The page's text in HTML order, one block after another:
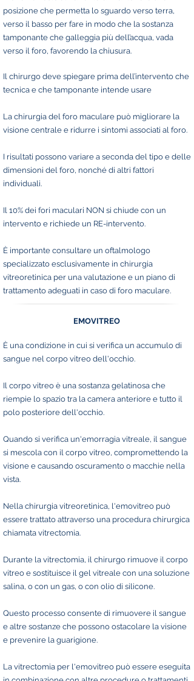
posizione che permetta lo sguardo verso terra,
verso il basso per fare in modo che la sostanza
tamponante che galleggia più dell’acqua, vada
verso il foro, favorendo la chiusura.
Il chirurgo deve spiegare prima dell’intervento che
tecnica e che tamponante intende usare
La chirurgia del foro maculare può migliorare la
visione centrale e ridurre i sintomi associati al foro.
I risultati possono variare a seconda del tipo e delle
dimensioni del foro, nonché di altri fattori
individuali.
Il 10% dei fori maculari NON si chiude con un
intervento e richiede un RE-intervento.
È importante consultare un oftalmologo
specializzato esclusivamente in chirurgia
vitreoretinica per una valutazione e un piano di
trattamento adeguati in caso di foro maculare.
EMOVITREO
È una condizione in cui si verifica un accumulo di
sangue nel corpo vitreo dell'occhio.
Il corpo vitreo è una sostanza gelatinosa che
riempie lo spazio tra la camera anteriore e tutto il
polo posteriore dell'occhio.
Quando si verifica un'emorragia vitreale, il sangue
si mescola con il corpo vitreo, compromettendo la
visione e causando oscuramento o macchie nella
vista.
Nella chirurgia vitreoretinica, l'emovitreo può
essere trattato attraverso una procedura chirurgica
chiamata vitrectomia.
Durante la vitrectomia, il chirurgo rimuove il corpo
vitreo e sostituisce il gel vitreale con una soluzione
salina, o con un gas, o con olio di silicone.
Questo processo consente di rimuovere il sangue
e altre sostanze che possono ostacolare la visione
e prevenire la guarigione.
La vitrectomia per l'emovitreo può essere eseguita